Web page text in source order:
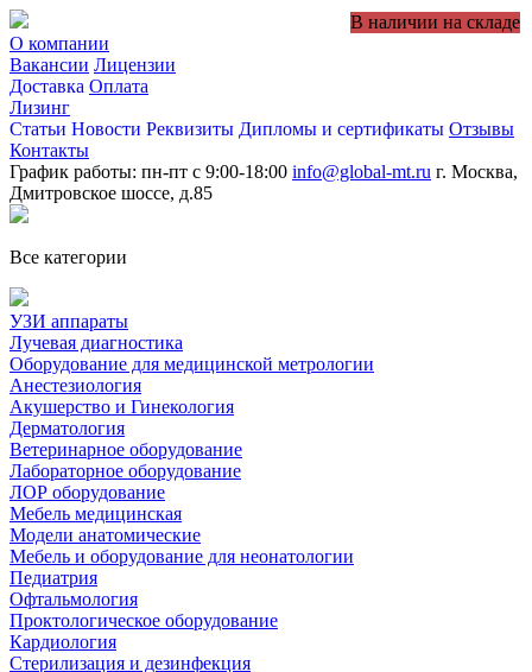
О компании
Вакансии Лицензии
Доставка Оплата
Лизинг
Статьи Новости Реквизиты Дипломы и сертификаты Отзывы
Контакты
График работы: пн-пт с 9:00-18:00 info@global-mt.ru г. Москва,
Дмитровское шоссе, д.85
Все категории
УЗИ аппараты
Лучевая диагностика
Оборудование для медицинской метрологии
Анестезиология
Акушерство и Гинекология
Дерматология
Ветеринарное оборудование
Лабораторное оборудование
ЛОР оборудование
Мебель медицинская
Модели анатомические
Мебель и оборудование для неонатологии
Педиатрия
Офтальмология
Проктологическое оборудование
Кардиология
Стерилизация и дезинфекция
В наличии на складе